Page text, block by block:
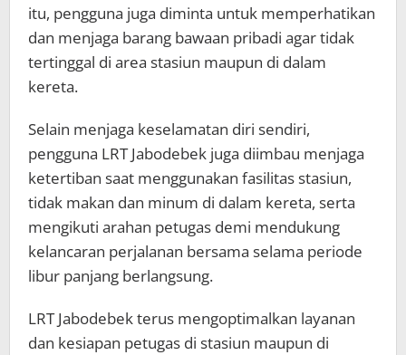
itu, pengguna juga diminta untuk memperhatikan
dan menjaga barang bawaan pribadi agar tidak
tertinggal di area stasiun maupun di dalam
kereta.
Selain menjaga keselamatan diri sendiri,
pengguna LRT Jabodebek juga diimbau menjaga
ketertiban saat menggunakan fasilitas stasiun,
tidak makan dan minum di dalam kereta, serta
mengikuti arahan petugas demi mendukung
kelancaran perjalanan bersama selama periode
libur panjang berlangsung.
LRT Jabodebek terus mengoptimalkan layanan
dan kesiapan petugas di stasiun maupun di